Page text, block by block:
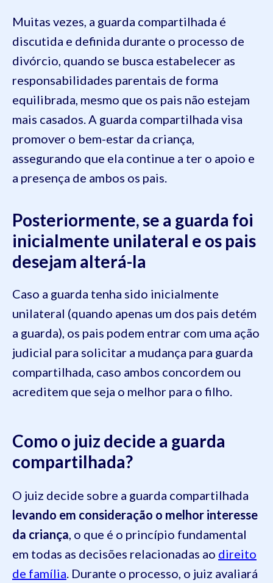
Muitas vezes, a guarda compartilhada é
discutida e definida durante o processo de
divórcio, quando se busca estabelecer as
responsabilidades parentais de forma
equilibrada, mesmo que os pais não estejam
mais casados. A guarda compartilhada visa
promover o bem-estar da criança,
assegurando que ela continue a ter o apoio e
a presença de ambos os pais.
Posteriormente, se a guarda foi
inicialmente unilateral e os pais
desejam alterá-la
Caso a guarda tenha sido inicialmente
unilateral (quando apenas um dos pais detém
a guarda), os pais podem entrar com uma ação
judicial para solicitar a mudança para guarda
compartilhada, caso ambos concordem ou
acreditem que seja o melhor para o filho.
Como o juiz decide a guarda
compartilhada?
O juiz decide sobre a guarda compartilhada
levando em consideração o melhor interesse
da criança , o que é o princípio fundamental
em todas as decisões relacionadas ao direito
de família . Durante o processo, o juiz avaliará